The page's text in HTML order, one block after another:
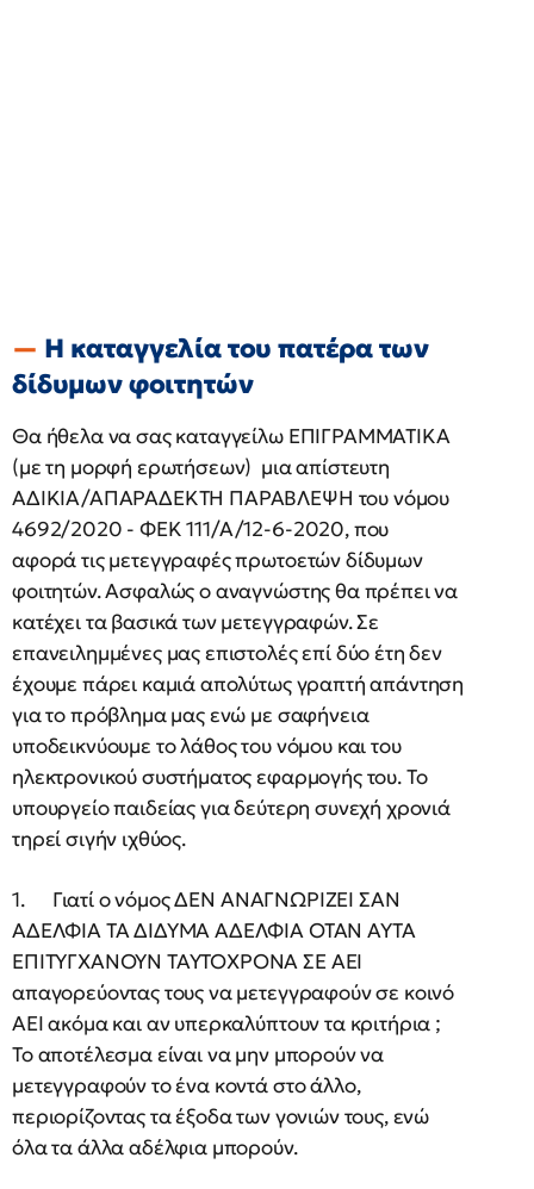
Η καταγγελία του πατέρα των
δίδυμων φοιτητών
Θα ήθελα να σας καταγγείλω ΕΠΙΓΡΑΜΜΑΤΙΚΑ
(με τη μορφή ερωτήσεων) μια απίστευτη
ΑΔΙΚΙΑ/ΑΠΑΡΑΔΕΚΤΗ ΠΑΡΑΒΛΕΨΗ του νόμου
4692/2020 - ΦΕΚ 111/Α/12-6-2020, που
αφορά τις μετεγγραφές πρωτοετών δίδυμων
φοιτητών. Ασφαλώς ο αναγνώστης θα πρέπει να
κατέχει τα βασικά των μετεγγραφών. Σε
επανειλημμένες μας επιστολές επί δύο έτη δεν
έχουμε πάρει καμιά απολύτως γραπτή απάντηση
για το πρόβλημα μας ενώ με σαφήνεια
υποδεικνύουμε το λάθος του νόμου και του
ηλεκτρονικού συστήματος εφαρμογής του. Το
υπουργείο παιδείας για δεύτερη συνεχή χρονιά
τηρεί σιγήν ιχθύος.
1. Γιατί ο νόμος ΔΕΝ ΑΝΑΓΝΩΡΙΖΕΙ ΣΑΝ
ΑΔΕΛΦΙΑ ΤΑ ΔΙΔΥΜΑ ΑΔΕΛΦΙΑ ΟΤΑΝ ΑΥΤΑ
ΕΠΙΤΥΓΧΑΝΟΥΝ ΤΑΥΤΟΧΡΟΝΑ ΣΕ ΑΕΙ
απαγορεύοντας τους να μετεγγραφούν σε κοινό
ΑΕΙ ακόμα και αν υπερκαλύπτουν τα κριτήρια ;
Το αποτέλεσμα είναι να μην μπορούν να
μετεγγραφούν το ένα κοντά στο άλλο,
περιορίζοντας τα έξοδα των γονιών τους, ενώ
όλα τα άλλα αδέλφια μπορούν.